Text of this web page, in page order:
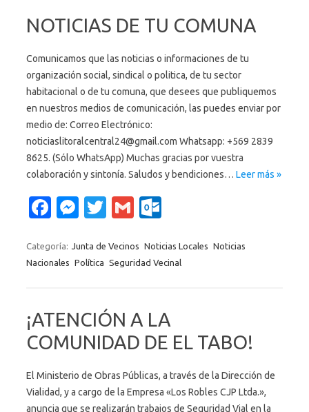
NOTICIAS DE TU COMUNA
Comunicamos que las noticias o informaciones de tu
organización social, sindical o politica, de tu sector
habitacional o de tu comuna, que desees que publiquemos
en nuestros medios de comunicación, las puedes enviar por
medio de: Correo Electrónico:
noticiaslitoralcentral24@gmail.com Whatsapp: +569 2839
8625. (Sólo WhatsApp) Muchas gracias por vuestra
colaboración y sintonía. Saludos y bendiciones… Leer más »
Fa
e
b
o
k
M
se
n
er
T
it
te
G
ail lo
o
c
o
Categoría: Junta de Vecinos Noticias Locales Noticias
Nacionales Política Seguridad Vecinal
¡ATENCIÓN A LA
COMUNIDAD DE EL TABO!
El Ministerio de Obras Públicas, a través de la Dirección de
Vialidad, y a cargo de la Empresa «Los Robles CJP Ltda.»,
anuncia que se realizarán trabajos de Seguridad Vial en la